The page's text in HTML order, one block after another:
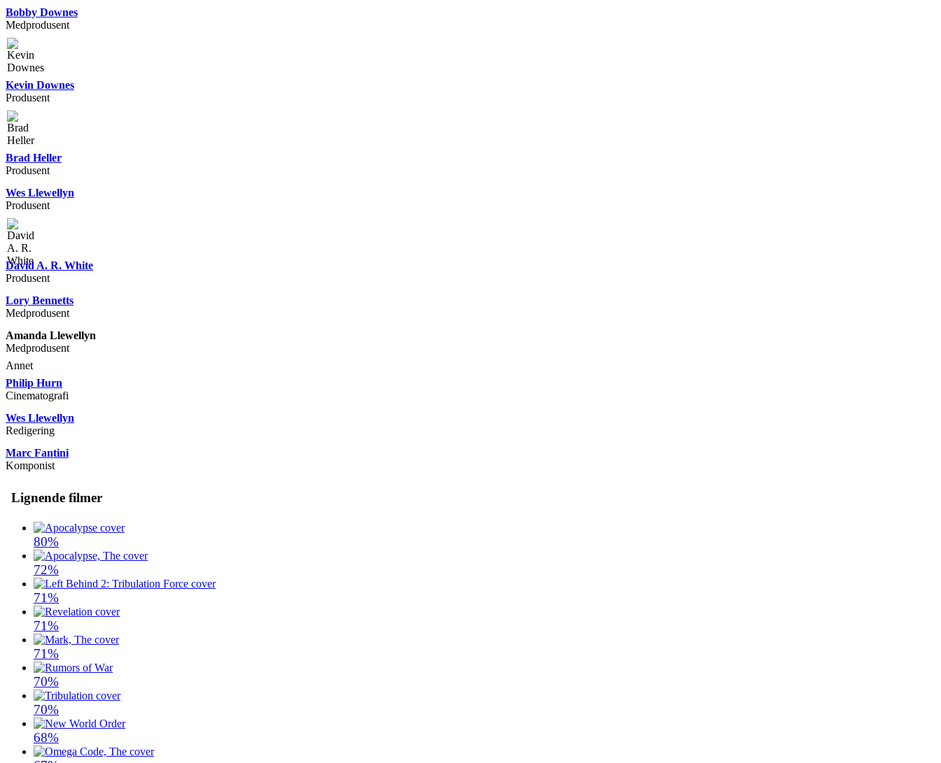
Bobby Downes
Medprodusent
Kevin Downes
Produsent
Brad Heller
Produsent
Wes Llewellyn
Produsent
David A. R. White
Produsent
Lory Bennetts
Medprodusent
Amanda Llewellyn
Medprodusent
Annet
Philip Hurn
Cinematografi
Wes Llewellyn
Redigering
Marc Fantini
Komponist
Lignende filmer
80%
72%
71%
71%
71%
70%
70%
68%